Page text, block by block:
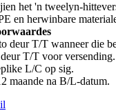
het 'n tweelyn-
en herwinbare
deur T/T wanneer die
T/T voor versending.
L/C op sig.
maande na B/L-datum.